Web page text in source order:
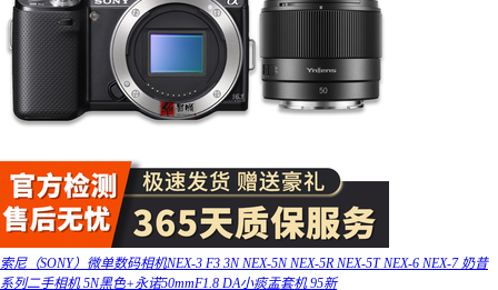
索尼（SONY）微单数码相机NEX-3 F3 3N NEX-5N NEX-5R NEX-5T NEX-6 NEX-7 奶昔
系列二手相机 5N黑色+永诺50mmF1.8 DA小痰盂套机 95新